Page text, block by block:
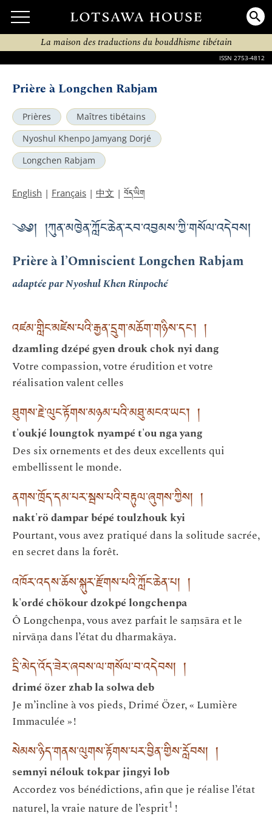
La maison des traductions du bouddhisme tibétain
ISSN 2753-4812
Prière à Longchen Rabjam
Prières
Maîtres tibétains
Nyoshul Khenpo Jamyang Dorjé
Longchen Rabjam
English | Français | 中文 | བོད་ཡིག
༄༅། །ཀུན་མཁྱེན་ཀློང་ཆེན་རབ་འབྱམས་ཀྱི་གསོལ་འདེབས།
Prière à l’Omniscient Longchen Rabjam
adaptée par Nyoshul Khen Rinpoché
འཛམ་གླིང་མཛེས་པའི་རྒྱན་དྲུག་མཆོག་གཉིས་དང༌། །
dzamling dzépé gyen drouk chok nyi dang
Votre compassion, votre érudition et votre
réalisation valent celles
ཐུགས་རྗེ་ལུང་རྟོགས་མཉམ་པའི་མཐུ་མངའ་ཡང༌། །
t'oukjé loungtok nyampé t'ou nga yang
Des six ornements et des deux excellents qui
embellissent le monde.
ནགས་ཁྲོད་དམ་པར་སྦས་པའི་བརྟུལ་ཞུགས་ཀྱིས། །
nakt'rö dampar bépé toulzhouk kyi
Pourtant, vous avez pratiqué dans la solitude sacrée,
en secret dans la forêt.
འཁོར་འདས་ཆོས་སྐུར་རྫོགས་པའི་ཀློང་ཆེན་པ། །
k'ordé chökour dzokpé longchenpa
Ô Longchenpa, vous avez parfait le saṃsāra et le
nirvāṇa dans l’état du dharmakāya.
དྲི་མེད་འོད་ཟེར་ཞབས་ལ་གསོལ་བ་འདེབས། །
drimé özer zhab la solwa deb
Je m’incline à vos pieds, Drimé Özer, « Lumière
Immaculée » !
སེམས་ཉིད་གནས་ལུགས་རྟོགས་པར་བྱིན་གྱིས་རློབས། །
semnyi nélouk tokpar jingyi lob
Accordez vos bénédictions, afin que je réalise l’état
naturel, la vraie nature de l’esprit1 !